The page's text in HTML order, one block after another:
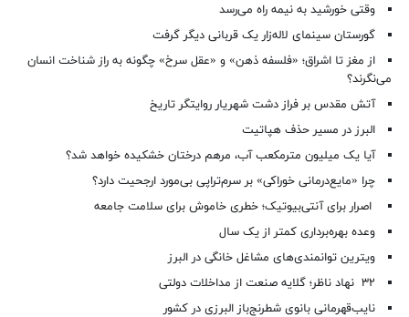
وقتی خورشید به نیمه راه می‌رسد
گورستان سینمای لاله‌زار یک قربانی دیگر گرفت
از مغز تا اشراق؛ «فلسفه ذهن» و «عقل سرخ» چگونه به راز شناخت انسان
می‌نگرند؟
آتش مقدس بر فراز دشت شهریار روایتگر تاریخ
البرز در مسیر حذف هپاتیت
آیا یک میلیون مترمکعب آب، مرهم درختان خشکیده خواهد شد؟
چرا «مایع‌درمانی خوراکی» بر سرم‌تراپی بی‌مورد ارجحیت دارد؟
اصرار برای آنتی‌بیوتیک؛ خطری خاموش برای سلامت جامعه
وعده بهره‌برداری کمتر از یک سال
ویترین توانمندی‌های مشاغل خانگی در البرز
۳۲ نهاد ناظر؛ گلایه صنعت از مداخلات دولتی
نایب‌قهرمانی بانوی شطرنج‌باز البرزی در کشور